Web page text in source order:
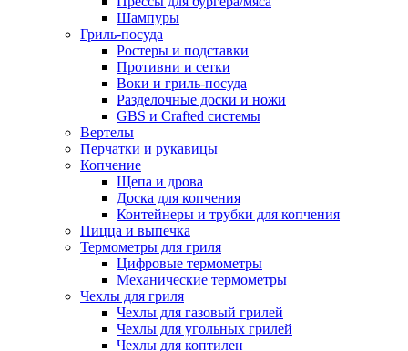
Шампуры
Гриль-посуда
Ростеры и подставки
Противни и сетки
Воки и гриль-посуда
Разделочные доски и ножи
GBS и Crafted системы
Вертелы
Перчатки и рукавицы
Копчение
Щепа и дрова
Доска для копчения
Контейнеры и трубки для копчения
Пицца и выпечка
Термометры для гриля
Цифровые термометры
Механические термометры
Чехлы для гриля
Чехлы для газовый грилей
Чехлы для угольных грилей
Чехлы для коптилен